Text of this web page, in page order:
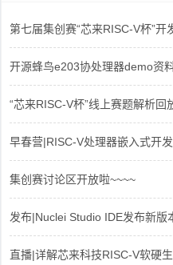
第七届集创赛“芯来RISC-V杯”开
开源蜂鸟e203协处理器demo资
“芯来RISC-V杯”线上赛题解析回
早春营|RISC-V处理器嵌入式开发
集创赛讨论区开放啦~~~~
发布|Nuclei Studio IDE发布新版
直播|详解芯来科技RISC-V软硬